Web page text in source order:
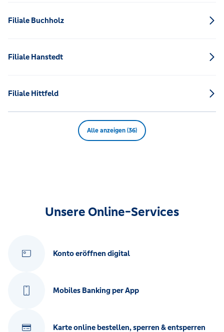
Filiale Buchholz
Filiale Hanstedt
Filiale Hittfeld
Alle anzeigen (36)
Unsere Online-Services
Konto eröffnen digital
Mobiles Banking per App
Karte online bestellen, sperren & entsperren